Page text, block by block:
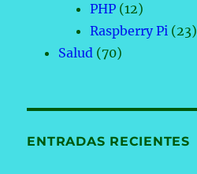
PHP (12)
Raspberry Pi (23)
Salud (70)
ENTRADAS RECIENTES